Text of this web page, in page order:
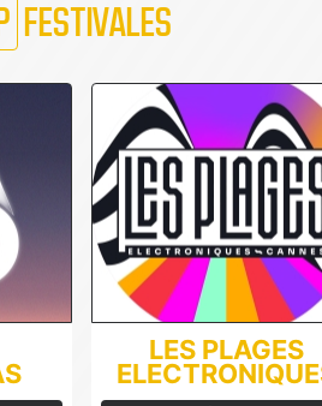
FESTIVALES
LES PLAGES